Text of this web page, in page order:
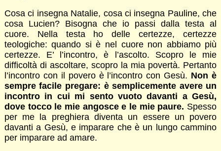
Cosa ci insegna Natalie, cosa ci insegna Pauline, che
cosa Lucien? Bisogna che io passi dalla testa al
cuore. Nella testa ho delle certezze, certezze
teologiche: quando si è nel cuore non abbiamo più
certezze. E’ l’incontro, è l’ascolto. Scopro le mie
difficoltà di ascoltare, scopro la mia povertà. Pertanto
l’incontro con il povero è l’incontro con Gesù. Non è
sempre facile pregare: è semplicemente avere un
incontro in cui mi sento vuoto davanti a Gesù,
dove tocco le mie angosce e le mie paure. Spesso
per me la preghiera diventa un essere un povero
davanti a Gesù, e imparare che è un lungo cammino
per imparare ad amare.